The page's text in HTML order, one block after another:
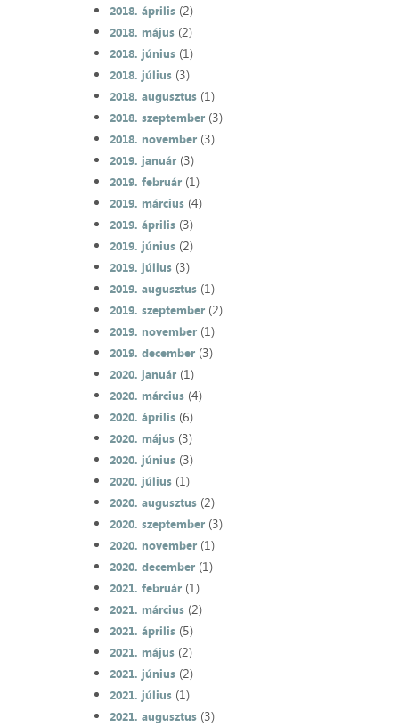
2018. április(2)
2018. május(2)
2018. június(1)
2018. július(3)
2018. augusztus(1)
2018. szeptember(3)
2018. november(3)
2019. január(3)
2019. február(1)
2019. március(4)
2019. április(3)
2019. június(2)
2019. július(3)
2019. augusztus(1)
2019. szeptember(2)
2019. november(1)
2019. december(3)
2020. január(1)
2020. március(4)
2020. április(6)
2020. május(3)
2020. június(3)
2020. július(1)
2020. augusztus(2)
2020. szeptember(3)
2020. november(1)
2020. december(1)
2021. február(1)
2021. március(2)
2021. április(5)
2021. május(2)
2021. június(2)
2021. július(1)
2021. augusztus(3)